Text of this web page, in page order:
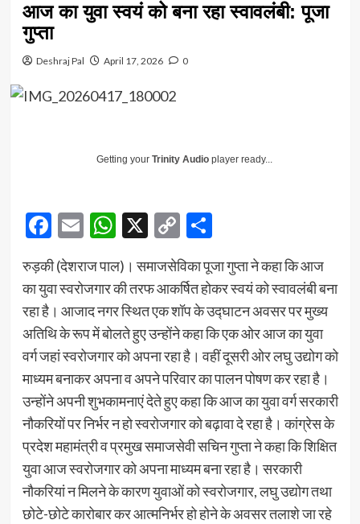
आज का युवा स्वयं को बना रहा स्वावलंबी: पूजा
गुप्ता
Deshraj Pal April 17, 2026 0
Getting your Trinity Audioplayer ready...
Facebook
EmailWhatsApp
X Copy
Link
Share
रुड़की (देशराज पाल)। समाजसेविका पूजा गुप्ता ने कहा कि आज
का युवा स्वरोजगार की तरफ आकर्षित होकर स्वयं को स्वावलंबी बना
रहा है। आजाद नगर स्थित एक शॉप के उद्घाटन अवसर पर मुख्य
अतिथि के रूप में बोलते हुए उन्होंने कहा कि एक ओर आज का युवा
वर्ग जहां स्वरोजगार को अपना रहा है। वहीं दूसरी ओर लघु उद्योग को
माध्यम बनाकर अपना व अपने परिवार का पालन पोषण कर रहा है।
उन्होंने अपनी शुभकामनाएं देते हुए कहा कि आज का युवा वर्ग सरकारी
नौकरियों पर निर्भर न हो स्वरोजगार को बढ़ावा दे रहा है। कांग्रेस के
प्रदेश महामंत्री व प्रमुख समाजसेवी सचिन गुप्ता ने कहा कि शिक्षित
युवा आज स्वरोजगार को अपना माध्यम बना रहा है। सरकारी
नौकरियां न मिलने के कारण युवाओं को स्वरोजगार, लघु उद्योग तथा
छोटे-छोटे कारोबार कर आत्मनिर्भर हो होने के अवसर तलाशे जा रहे